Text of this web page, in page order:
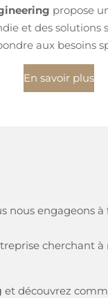
propose
et des solutions
aux besoins
En savoir plus
nous engageons
cherchant
et découvrez